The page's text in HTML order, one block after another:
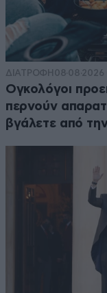
ΔΙΑΤΡΟΦΗ
Ογκολόγοι
περνούν
βγάλετε από